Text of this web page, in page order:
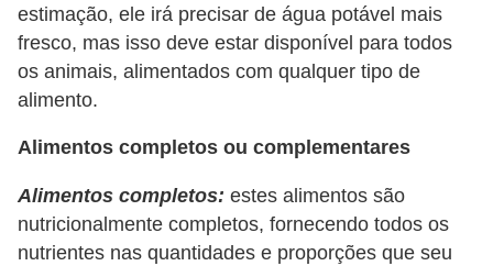
estimação, ele irá precisar de água potável mais
fresco, mas isso deve estar disponível para todos
os animais, alimentados com qualquer tipo de
alimento.
Alimentos completos ou complementares
Alimentos completos: estes alimentos são
nutricionalmente completos, fornecendo todos os
nutrientes nas quantidades e proporções que seu
e
x
ó
t
i
s